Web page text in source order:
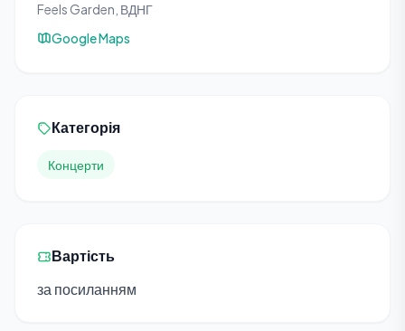
Feels Garden, ВДНГ
Google Maps
Категорія
Концерти
Вартість
за посиланням